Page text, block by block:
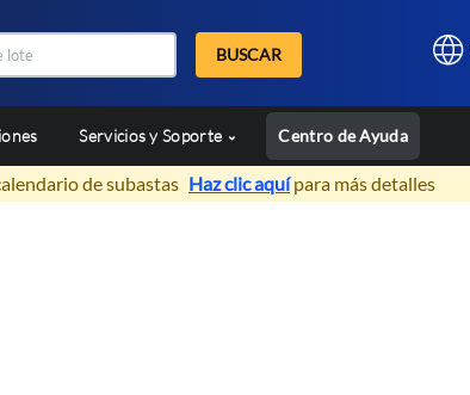
BUSCAR
Servicios y Soporte Centro de Ayuda
de subastas Haz clic aquípara más detalles